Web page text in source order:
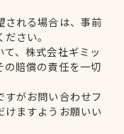
される場合は、事前
さい。
、株式会社ギミッ
の賠償の責任を一切
すがお問い合わせフ
けますようお願いい